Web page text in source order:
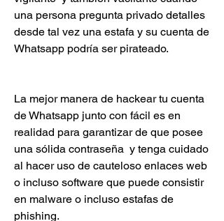
una persona pregunta privado detalles
desde tal vez una estafa y su cuenta de
Whatsapp podría ser pirateado.
La mejor manera de hackear tu cuenta
de Whatsapp junto con fácil es en
realidad para garantizar de que posee
una sólida contraseña  y tenga cuidado
al hacer uso de cauteloso enlaces web
o incluso software que puede consistir
en malware o incluso estafas de
phishing.